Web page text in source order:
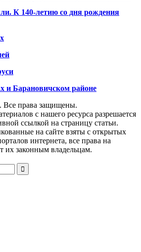
К 140-летию со дня рождения
и Барановичском районе
Все права защищены.
с нашего ресурса разрешается
ссылкой на страницу статьи.
на сайте взяты с открытых
интернета, все права на
их законным владельцам.